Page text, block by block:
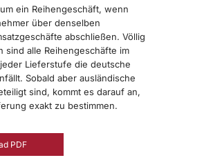
ein Reihengeschäft, wenn
über denselben
abschließen. Völlig
sind alle Reihengeschäfte im
Lieferstufe die deutsche
Sobald aber ausländische
sind, kommt es darauf an,
exakt zu bestimmen.
PDF